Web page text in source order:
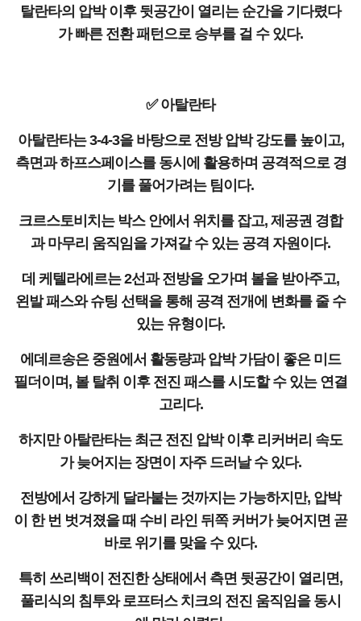
탈란타의 압박 이후 뒷공간이 열리는 순간을 기다렸다
가 빠른 전환 패턴으로 승부를 걸 수 있다.
✅ 아탈란타
아탈란타는 3-4-3을 바탕으로 전방 압박 강도를 높이고,
측면과 하프스페이스를 동시에 활용하며 공격적으로 경
기를 풀어가려는 팀이다.
크르스토비치는 박스 안에서 위치를 잡고, 제공권 경합
과 마무리 움직임을 가져갈 수 있는 공격 자원이다.
데 케텔라에르는 2선과 전방을 오가며 볼을 받아주고,
왼발 패스와 슈팅 선택을 통해 공격 전개에 변화를 줄 수
있는 유형이다.
에데르송은 중원에서 활동량과 압박 가담이 좋은 미드
필더이며, 볼 탈취 이후 전진 패스를 시도할 수 있는 연결
고리다.
하지만 아탈란타는 최근 전진 압박 이후 리커버리 속도
가 늦어지는 장면이 자주 드러날 수 있다.
전방에서 강하게 달라붙는 것까지는 가능하지만, 압박
이 한 번 벗겨졌을 때 수비 라인 뒤쪽 커버가 늦어지면 곧
바로 위기를 맞을 수 있다.
특히 쓰리백이 전진한 상태에서 측면 뒷공간이 열리면,
풀리식의 침투와 로프터스 치크의 전진 움직임을 동시